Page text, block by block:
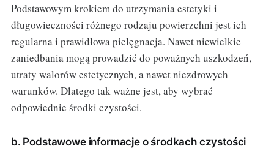
Podstawowym krokiem do utrzymania estetyki i
długowieczności różnego rodzaju powierzchni jest ich
regularna i prawidłowa pielęgnacja. Nawet niewielkie
zaniedbania mogą prowadzić do poważnych uszkodzeń,
utraty walorów estetycznych, a nawet niezdrowych
warunków. Dlatego tak ważne jest, aby wybrać
odpowiednie środki czystości.
b. Podstawowe informacje o środkach czystości